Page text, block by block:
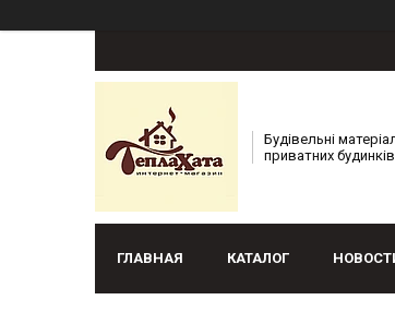
Будівельні
приватних будинків
ГЛАВНАЯ КАТАЛОГ